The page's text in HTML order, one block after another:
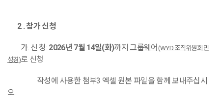
2 .참가 신청
가. 신 청: 2026년 7월 14일(화)까지 그룹웨어 (WYD 조직위원회 민
성경)로 신청
작성에 사용한 첨부3 엑셀 원본 파일을 함께 보내주십시
오.